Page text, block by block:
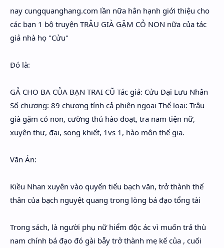
nay cungquanghang.com lần nữa hân hạnh giới thiệu cho
các bạn 1 bộ truyện TRÂU GIÀ GẶM CỎ NON nữa của tác
giả nhà họ "Cửu"
Đó là:
GẢ CHO BA CỦA BẠN TRAI CŨ Tác giả: Cửu Đại Lưu Nhân
Số chương: 89 chương tính cả phiên ngoại Thể loại: Trâu
già gặm cỏ non, cường thủ hào đoạt, tra nam tiện nữ,
xuyên thư, đại, song khiết, 1vs 1, hào môn thế gia.
Văn Án:​
Kiều Nhan xuyên vào quyển tiểu bạch văn, trở thành thế
thân của bạch nguyệt quang trong lòng bá đạo tổng tài
Trong sách, là người phụ nữ hiểm độc ác vì muốn trả thù
nam chính bá đạo đó gài bẫy trở thành mẹ kế của , cuối